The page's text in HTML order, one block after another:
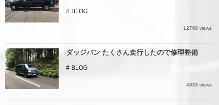
BLOG
12768 views
ダッジバン たくさん走行したので修理整備
BLOG
4833 views